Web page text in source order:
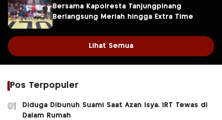
Bersama Kapolresta Tanjungpinang
Berlangsung Meriah hingga Extra Time
Lihat Semua
Pos Terpopuler
01
Diduga Dibunuh Suami Saat Azan Isya, IRT Tewas di
Dalam Rumah